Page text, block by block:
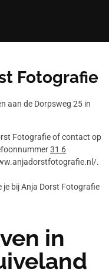
Fotografie
aan de Dorpsweg 25 in
Fotografie of contact op
31 6
.
je bij Anja Dorst Fotografie
in